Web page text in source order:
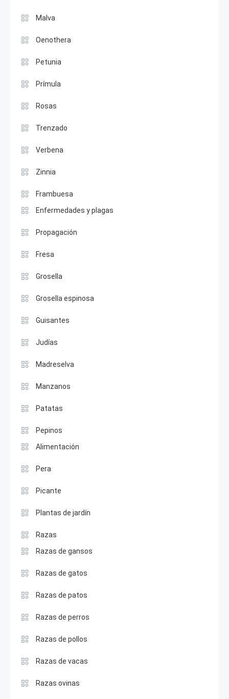
Malva
Oenothera
Petunia
Prímula
Rosas
Trenzado
Verbena
Zinnia
Frambuesa
Enfermedades y plagas
Propagación
Fresa
Grosella
Grosella espinosa
Guisantes
Judías
Madreselva
Manzanos
Patatas
Pepinos
Alimentación
Pera
Picante
Plantas de jardín
Razas
Razas de gansos
Razas de gatos
Razas de patos
Razas de perros
Razas de pollos
Razas de vacas
Razas ovinas